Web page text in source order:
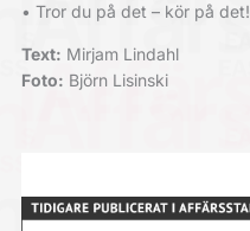
• Tror du på det – kör på det!
Text: Mirjam Lindahl
Foto: Björn Lisinski